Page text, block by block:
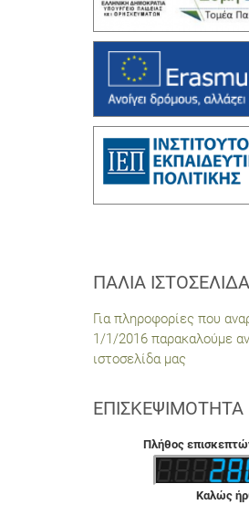
ΠΑΛΙΆ ΙΣΤΟΣΕΛΊΔΑ
Για πληροφορίες που
1/1/2016 παρακαλούμε
ιστοσελίδα μας
ΕΠΙΣΚΕΨΙΜΌΤΗΤΑ
Πλήθος
Καλώς